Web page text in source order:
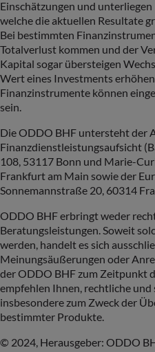
Einschätzungen und
welche die aktuellen Resultate
Bei bestimmten
Totalverlust kommen und der
Kapital sogar übersteigen
Wert eines Investments
Finanzinstrumente können
sein.
Die ODDO BHF untersteht der
Finanzdienstleistungsaufsicht
108, 53117 Bonn und Marie-
Frankfurt am Main sowie der
Sonnemannstraße 20, 60314
ODDO BHF erbringt weder
Beratungsleistungen. Soweit
werden, handelt es sich
Meinungsäußerungen oder
der ODDO BHF zum Zeitpunkt
empfehlen Ihnen, rechtliche
insbesondere zum Zweck der
bestimmter Produkte.
© 2024, Herausgeber: ODDO